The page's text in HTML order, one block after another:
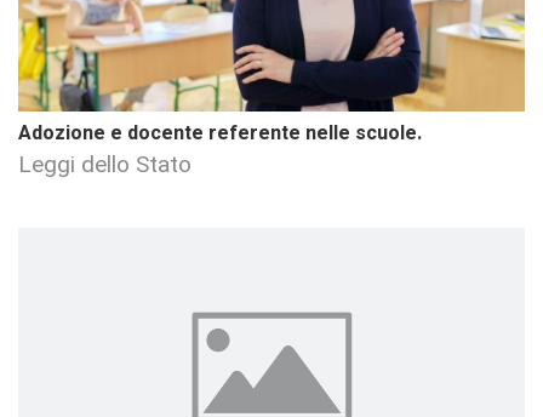
Adozione e docente referente nelle scuole.
Leggi dello Stato